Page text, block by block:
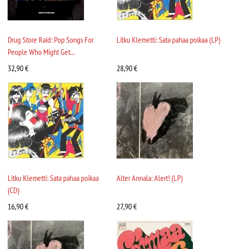
Drug Store Raid: Pop Songs For
People Who Might Get...
32,90€
Litku Klemetti: Sata pahaa poikaa (LP)
28,90€
Litku Klemetti: Sata pahaa poikaa
(CD)
16,90€
Alter Annala: Alert! (LP)
27,90€